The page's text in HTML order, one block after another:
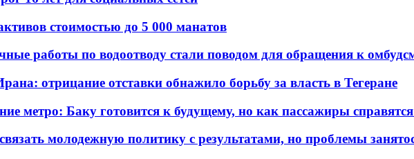
стоимостью до 5 000 манатов
работы по водоотводу стали поводом для обращения к
отрицание отставки обнажило борьбу за власть в Тегеране
метро: Баку готовится к будущему, но как пассажиры
молодежную политику с результатами, но проблемы